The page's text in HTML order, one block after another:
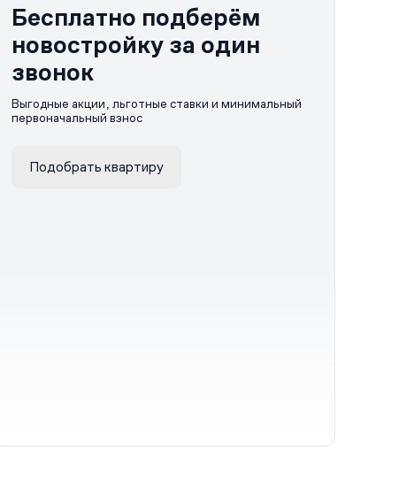
Бесплатно подберём
новостройку за один
звонок
Выгодные акции, льготные ставки и минимальный
первоначальный взнос
Подобрать квартиру